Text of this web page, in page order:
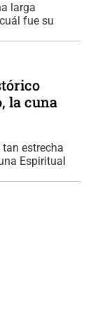
larga
fue su
la cuna
estrecha
Espiritual